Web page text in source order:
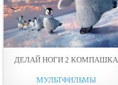
ДЕЛАЙ НОГИ 2 КОМПАШКА
МУЛЬТФИЛЬМЫ